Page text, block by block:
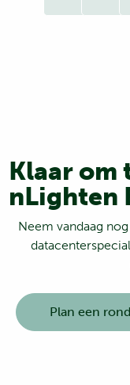
Klaar om
nLighten
Neem vandaag
Plan een